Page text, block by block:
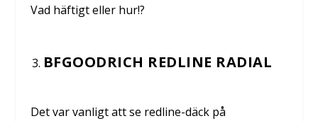
Vad häftigt eller hur!?
BFGOODRICH REDLINE RADIAL
Det var vanligt att se redline-däck på